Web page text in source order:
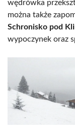
wędrówka
można także
Schronisko pod
wypoczynek oraz